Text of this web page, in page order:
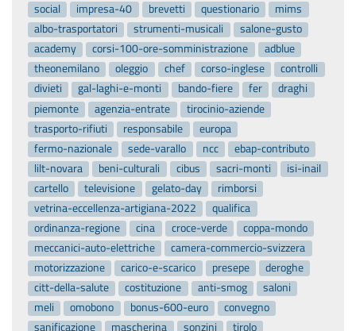
social
impresa-40 brevetti questionario
mims
albo-trasportatori
strumenti-musicali
salone-gusto
academy
corsi-100-ore-somministrazione
adblue
theonemilano
oleggio chef corso-inglese
controlli
divieti
gal-laghi-e-monti bando-fiere fer
draghi
piemonte
agenzia-entrate
tirocinio-aziende
trasporto-rifiuti
responsabile
europa
fermo-nazionale
sede-varallo ncc
ebap-contributo
lilt-novara
beni-culturali cibus sacri-monti
isi-inail
cartello
televisione gelato-day
rimborsi
vetrina-eccellenza-artigiana-2022
qualifica
ordinanza-regione
cina croce-verde
coppa-mondo
meccanici-auto-elettriche
camera-commercio-svizzera
motorizzazione
carico-e-scarico presepe
deroghe
citt-della-salute
costituzione anti-smog
saloni
meli
omobono bonus-600-euro
convegno
sanificazione
mascherina sonzini
tirolo